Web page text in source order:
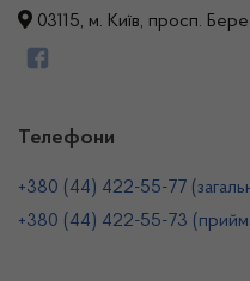
03115, м. Київ, просп.
Телефони
+380 (44) 422-55-77
+380 (44) 422-55-73